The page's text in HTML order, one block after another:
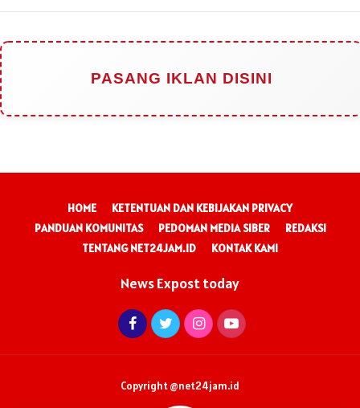
PASANG IKLAN DISINI
HOME
KETENTUAN DAN KEBIJAKAN PRIVACY
PANDUAN KOMUNITAS
PEDOMAN MEDIA SIBER
REDAKSI
TENTANG NET24JAM.ID
KONTAK KAMI
News Expost today
Copyright @net24jam.id